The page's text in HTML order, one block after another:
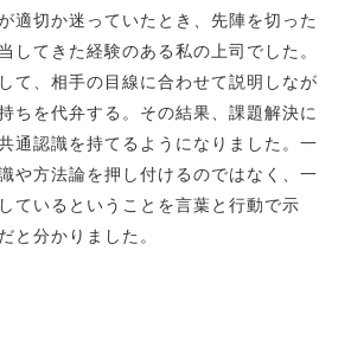
適切か迷っていたとき、先陣を切った
してきた経験のある私の上司でした。
て、相手の目線に合わせて説明しなが
ちを代弁する。その結果、課題解決に
通認識を持てるようになりました。一
や方法論を押し付けるのではなく、一
ているということを言葉と行動で示
と分かりました。